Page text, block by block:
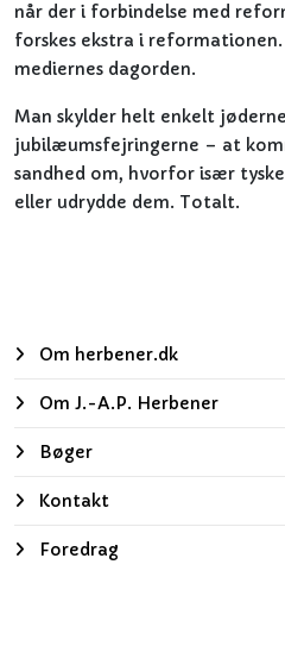
når der i forbindelse med
forskes ekstra i
mediernes dagorden.
Man skylder helt enkelt
jubilæumsfejringerne – at
sandhed om, hvorfor især
eller udrydde dem. Totalt.
Om herbener.dk
Om J.-A.P. Herbener
Bøger
Kontakt
Foredrag